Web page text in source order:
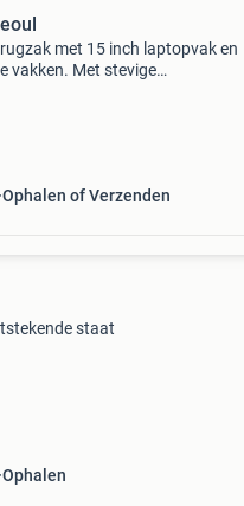
met 15 inch laptopvak en
vakken. Met stevige
Ophalen of Verzenden
staat
Ophalen